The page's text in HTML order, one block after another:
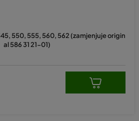
550, 555, 560, 562 (zamjenjuje origin
al 586 31 21-01)